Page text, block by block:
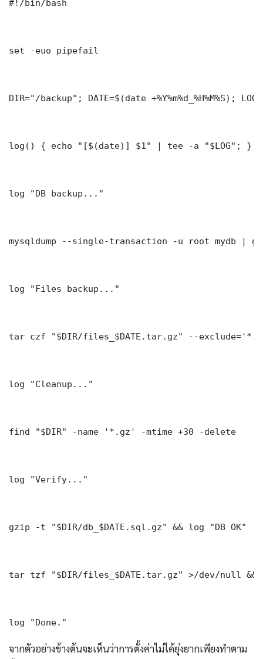
#!/bin/bash
set -euo pipefail
DIR="/backup"; DATE=$(date +%Y%m%d_%H%M%S);
log() { echo "[$(date)] $1" | tee -a "$LOG"; }
log "DB backup..."
mysqldump --single-transaction -u root mydb |
log "Files backup..."
tar czf "$DIR/files_$DATE.tar.gz" --
log "Cleanup..."
find "$DIR" -name '*.gz' -mtime +30 -delete
log "Verify..."
gzip -t "$DIR/db_$DATE.sql.gz" && log "DB OK"
tar tzf "$DIR/files_$DATE.tar.gz" >/dev/null &&
log "Done."
จากตัวอย่างข้างต้นจะเห็นว่าการตั้งค่าไม่ได้ยุ่งยากเพียงทำตาม